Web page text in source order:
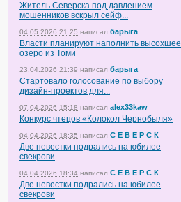
Житель Северска под давлением
мошенников вскрыл сейф...
04.05.2026 21:25 написал барыга
Власти планируют наполнить высохшее
озеро из Томи
23.04.2026 21:39 написал барыга
Стартовало голосование по выбору
дизайн-проектов для...
07.04.2026 15:18 написал alex33kaw
Конкурс чтецов «Колокол Чернобыля»
04.04.2026 18:35 написал С Е В Е Р С К
Две невестки подрались на юбилее
свекрови
04.04.2026 18:34 написал С Е В Е Р С К
Две невестки подрались на юбилее
свекрови